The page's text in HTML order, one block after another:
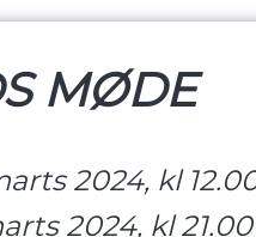
MØDE
2024, kl
2024, kl 21.00